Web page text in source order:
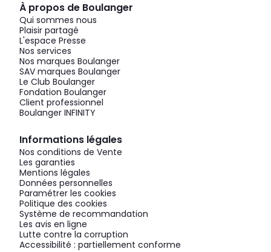
À propos de Boulanger
Qui sommes nous
Plaisir partagé
L'espace Presse
Nos services
Nos marques Boulanger
SAV marques Boulanger
Le Club Boulanger
Fondation Boulanger
Client professionnel
Boulanger INFINITY
Informations légales
Nos conditions de Vente
Les garanties
Mentions légales
Données personnelles
Paramétrer les cookies
Politique des cookies
Système de recommandation
Les avis en ligne
Lutte contre la corruption
Accessibilité : partiellement conforme